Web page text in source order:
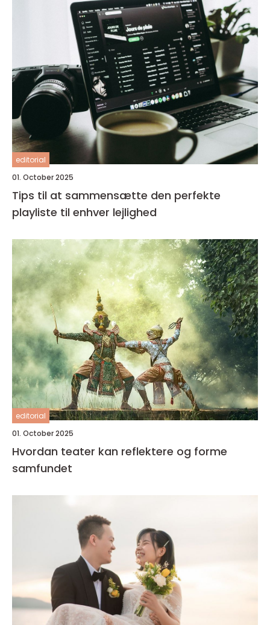
editorial
01. October 2025
Tips til at sammensætte den perfekte
playliste til enhver lejlighed
editorial
01. October 2025
Hvordan teater kan reflektere og forme
samfundet